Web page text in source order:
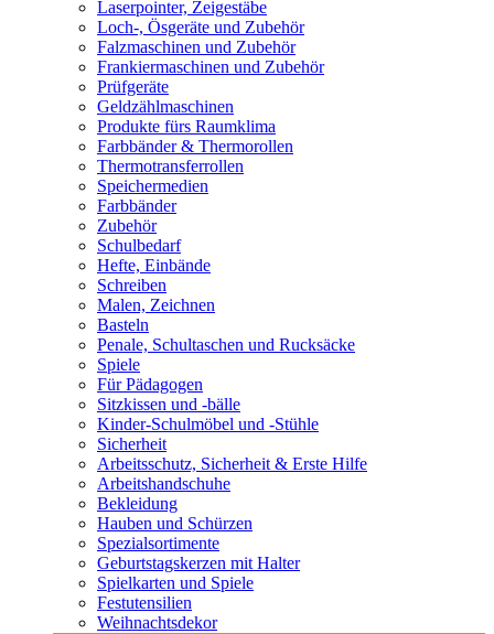
Laserpointer, Zeigestäbe
Loch-, Ösgeräte und Zubehör
Falzmaschinen und Zubehör
Frankiermaschinen und Zubehör
Prüfgeräte
Geldzählmaschinen
Produkte fürs Raumklima
Farbbänder & Thermorollen
Thermotransferrollen
Speichermedien
Farbbänder
Zubehör
Schulbedarf
Hefte, Einbände
Schreiben
Malen, Zeichnen
Basteln
Penale, Schultaschen und Rucksäcke
Spiele
Für Pädagogen
Sitzkissen und -bälle
Kinder-Schulmöbel und -Stühle
Sicherheit
Arbeitsschutz, Sicherheit & Erste Hilfe
Arbeitshandschuhe
Bekleidung
Hauben und Schürzen
Spezialsortimente
Geburtstagskerzen mit Halter
Spielkarten und Spiele
Festutensilien
Weihnachtsdekor